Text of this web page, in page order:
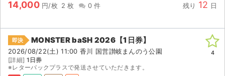
14,000 円/枚 2 枚 0 件 残り 12 日
即決 MONSTER baSH 2026【1日券】
2026/08/22(土) 11:00 香川 国営讃岐まんのう公園
[詳細] 1日券
※レターパックプラスで発送させていただきます。
4